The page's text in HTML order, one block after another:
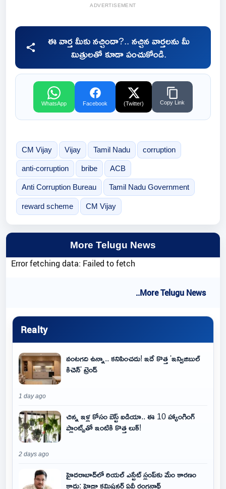
ADVERTISEMENT
ఈ వార్త మీకు నచ్చిందా?.. నచ్చిన వార్తలను మీ
మిత్రులతో కూడా పంచుకోండి.
WhatsApp Facebook (Twitter) Copy Link
CM Vijay Vijay Tamil Nadu corruption
anti-corruption bribe ACB
Anti Corruption Bureau Tamil Nadu Government
reward scheme CM Vijay
More Telugu News
Error fetching data: Failed to fetch
..More Telugu News
Realty
వంటగది ఉన్నా.. కనిపించదు! ఇదే కొత్త 'ఇన్విజిబుల్
కిచెన్' ట్రెండ్
1 day ago
చిన్న ఇళ్ల కోసం బెస్ట్ ఐడియా.. ఈ 10 హ్యాంగింగ్
ప్లాంట్స్‌తో ఇంటికి కొత్త లుక్!
2 days ago
హైదరాబాద్‌లో రియల్ ఎస్టేట్ స్లంప్‌కు మేం కారణం
కాదు: హైడ్రా కమిషనర్ ఏవీ రంగనాథ్